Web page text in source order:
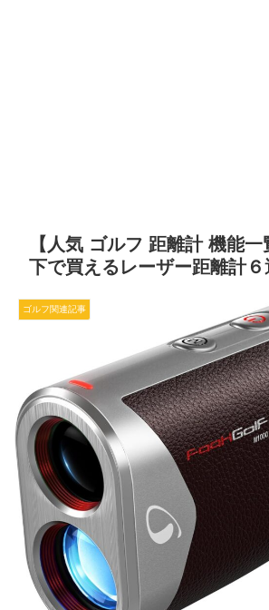
【人気 ゴルフ 距離計 機能
下で買えるレーザー距離計６
ゴルフ関連記事